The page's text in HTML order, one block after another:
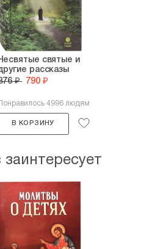
святые и
рассказы
₽ 790 ₽
Понравилось 4996 людям
В КОРЗИНУ